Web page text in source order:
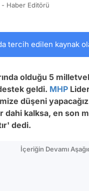
Haber Editörü
tercih edilen kaynak
olduğu 5
geldi. MHP
düşeni
kalksa, en son
dedi.
İçeriğin Devamı